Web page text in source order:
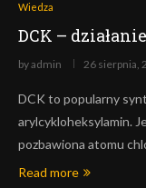
Wiedza
DCK –
byadmin 26 sierpnia,
DCK to popularny
arylcykloheksylamin.
pozbawiona atomu
Read more